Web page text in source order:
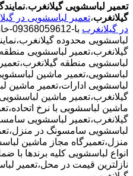
تعمیر لباسشویی گیلانغرب،
گیلانغرب،تعمیر لباسشویی در
در گیلانغرب
با-
لباسشویی محدوده
گیلانغرب،تعمیر لباسشویی
لباسشویی منطقه
لباسشویی،تعمیر ماشین
لباسشویی ادارات،تعمیر
گیلانغرب،تعمیر ماشین لباسشویی
ماشین لباسشویی با نرخ
گیلانغرب،تعمیر لباسشویی
لباسشویی سامسونگ در
منزل،تعمیرگاه مجاز ماشین
انواع لباسشویی کلیه برندها با
نازلترین قیمت در محل،تعمیر